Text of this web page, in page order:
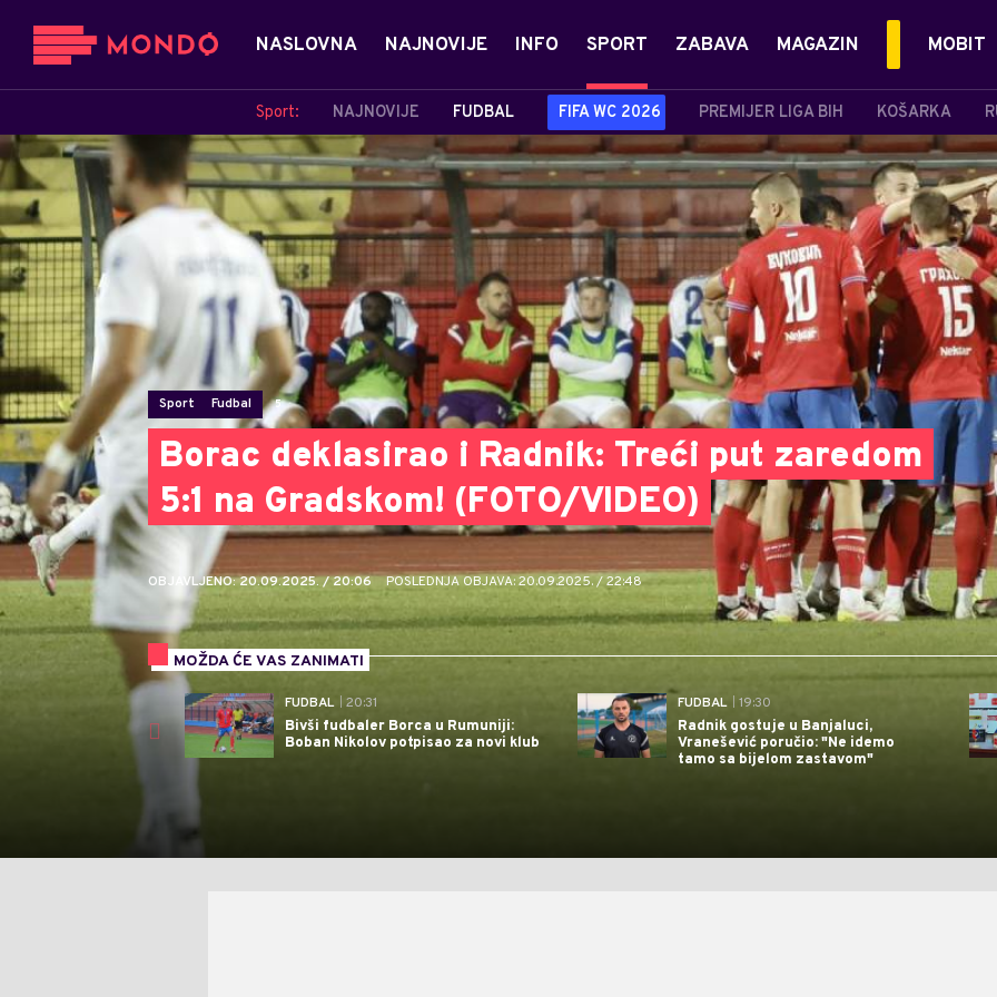
NASLOVNA NAJNOVIJE INFO SPORT
Sport: NAJNOVIJE FUDBAL FIFA WC 2026 PREMIJER LIGA BIH KOŠARKA
ZABAVA MAGAZIN MOBIT
Sport Fudbal 5
Borac deklasirao i Radnik: Treći put zaredom
5:1 na Gradskom! (FOTO/VIDEO)
OBJAVLJENO: 20.09.2025. / 20:06 POSLEDNJA OBJAVA: 20.09.2025. / 22:48
MOŽDA ĆE VAS ZANIMATI
FUDBAL
| 20:31
Bivši fudbaler Borca u Rumuniji:
Boban Nikolov potpisao za novi klub
FUDBAL
| 19:30
Radnik gostuje u Banjaluci,
Vranešević poručio: "Ne idemo
tamo sa bijelom zastavom"